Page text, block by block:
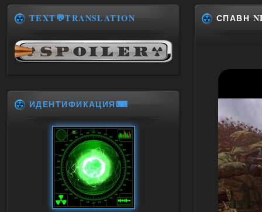
СПАВН
TEXT💬TRANSLATION
ИДЕНТИФИКАЦИЯ⌨